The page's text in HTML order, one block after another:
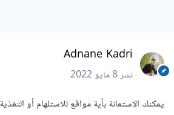
Adnane Kadri
نشر8 مايو 2022
يمكنك الاستعانة بأية مواقع للاستلهام أو